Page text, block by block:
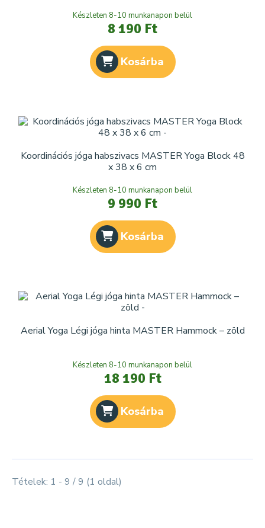
Készleten 8-10 munkanapon belül
8 190 Ft
Kosárba
Koordinációs jóga habszivacs MASTER Yoga Block 48
x 38 x 6 cm
Készleten 8-10 munkanapon belül
9 990 Ft
Kosárba
Aerial Yoga Légi jóga hinta MASTER Hammock – zöld
Készleten 8-10 munkanapon belül
18 190 Ft
Kosárba
Tételek: 1 - 9 / 9 (1 oldal)